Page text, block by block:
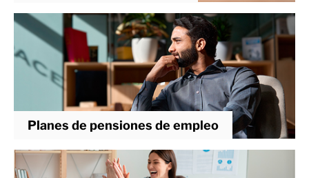
Planes de pensiones de empleo